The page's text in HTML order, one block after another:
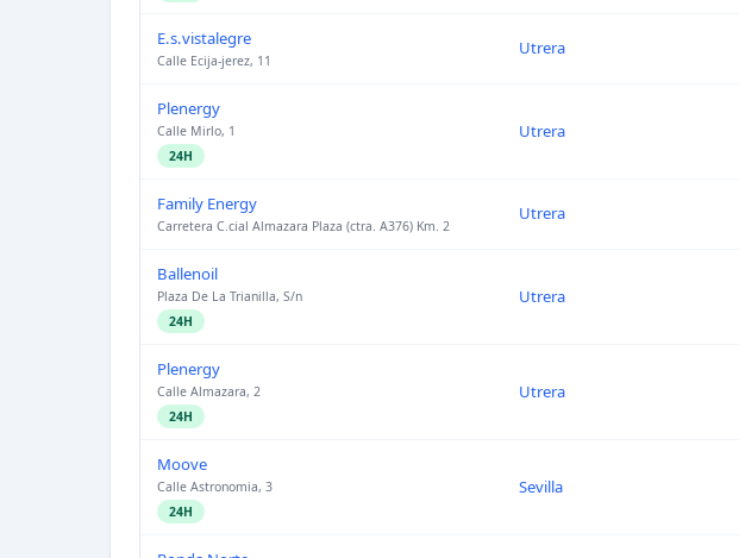
E.s.vistalegre
Calle Ecija-jerez, 11
Utrera
Plenergy
Calle Mirlo, 1
24H
Utrera
Family Energy
Carretera C.cial Almazara Plaza (ctra. A376) Km. 2
Utrera
Ballenoil
Plaza De La Trianilla, S/n
24H
Utrera
Plenergy
Calle Almazara, 2
24H
Utrera
Moove
Calle Astronomia, 3
24H
Sevilla